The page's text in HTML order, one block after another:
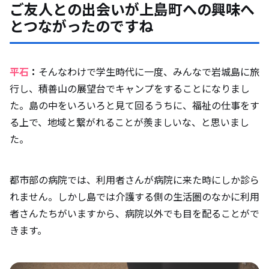
ご友人との出会いが上島町への興味へ
とつながったのですね
平石 ： そんなわけで学生時代に一度、みんなで岩城島に旅
行し、積善山の展望台でキャンプをすることになりまし
た。島の中をいろいろと見て回るうちに、福祉の仕事をす
る上で、地域と繋がれることが羨ましいな、と思いまし
た。
都市部の病院では、利用者さんが病院に来た時にしか診ら
れません。しかし島では介護する側の生活圏のなかに利用
者さんたちがいますから、病院以外でも目を配ることがで
きます。